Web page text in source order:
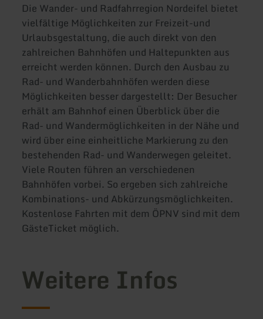
Die Wander- und Radfahrregion Nordeifel bietet
vielfältige Möglichkeiten zur Freizeit-und
Urlaubsgestaltung, die auch direkt von den
zahlreichen Bahnhöfen und Haltepunkten aus
erreicht werden können. Durch den Ausbau zu
Rad- und Wanderbahnhöfen werden diese
Möglichkeiten besser dargestellt: Der Besucher
erhält am Bahnhof einen Überblick über die
Rad- und Wandermöglichkeiten in der Nähe und
wird über eine einheitliche Markierung zu den
bestehenden Rad- und Wanderwegen geleitet.
Viele Routen führen an verschiedenen
Bahnhöfen vorbei. So ergeben sich zahlreiche
Kombinations- und Abkürzungsmöglichkeiten.
Kostenlose Fahrten mit dem ÖPNV sind mit dem
GästeTicket möglich.
Weitere Infos